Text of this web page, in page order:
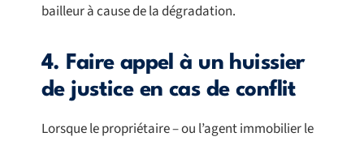
bailleur à cause de la dégradation.
4. Faire appel à un huissier
de justice en cas de conflit
Lorsque le propriétaire – ou l’agent immobilier le